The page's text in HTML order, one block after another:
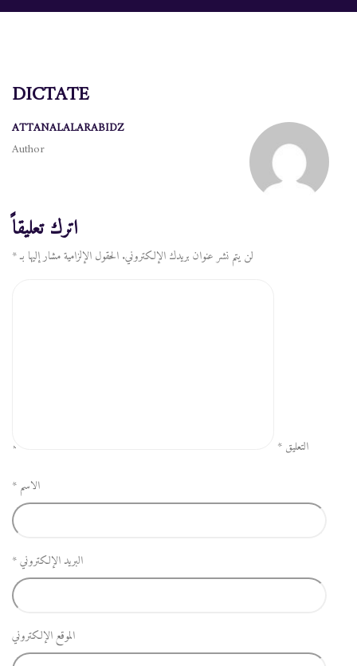
DICTATE
ATTANALALARABIDZ
Author
اترك تعليقاً
لن يتم نشر عنوان بريدك الإلكتروني. الحقول الإلزامية مشار إليها بـ*
التعليق *
الاسم *
البريد الإلكتروني*
الموقع الإلكتروني